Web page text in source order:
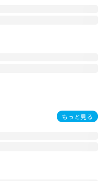
もっと見る